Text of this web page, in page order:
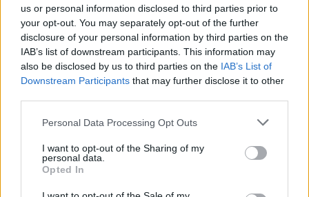
us or personal information disclosed to third parties prior to
your opt-out. You may separately opt-out of the further
disclosure of your personal information by third parties on the
IAB’s list of downstream participants. This information may
also be disclosed by us to third parties on the IAB’s List of
Downstream Participants that may further disclose it to other
Personal Data Processing Opt Outs
I want to opt-out of the Sharing of my
personal data.
Opted In
ΣΧΕΤΙΚA AΡΘΡΑ
ΕΛ.ΑΣ Κρήτη: Ποιοι αξιωματικοί
ΕΛ.ΑΣ Κρήτη: Ποιοι αξιωματικοί
προήχθησαν - Όλα τα ονόματα
ΕΙΔΑ-ΑΚΟΥΣΑ 10:17